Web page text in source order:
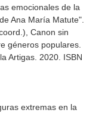
emocionales de la
Ana María Matute".
Canon sin
géneros populares.
Artigas. 2020. ISBN
extremas en la